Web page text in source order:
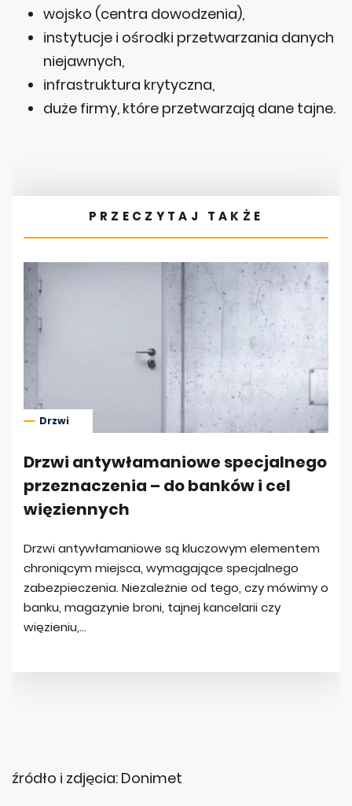
wojsko (centra dowodzenia),
instytucje i ośrodki przetwarzania danych
niejawnych,
infrastruktura krytyczna,
duże firmy, które przetwarzają dane tajne.
źródło i zdjęcia: Donimet